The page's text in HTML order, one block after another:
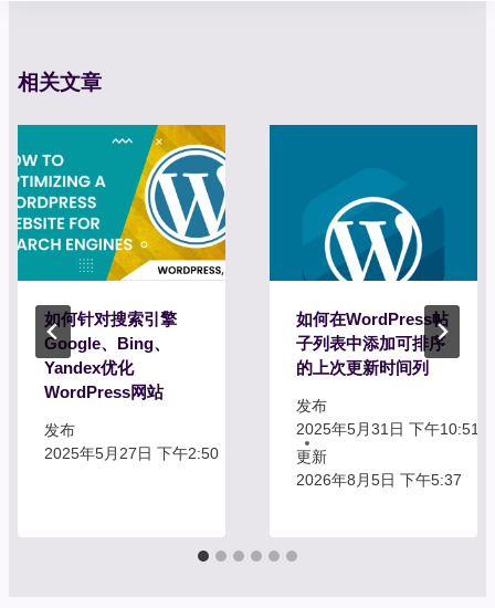
相关文章
如何针对搜索引擎
Google、Bing、
Yandex优化
WordPress网站
发布
2025年5月27日 下午2:50
如何在WordPress帖
子列表中添加可排序
的上次更新时间列
发布
2025年5月31日 下午10:51
更新
2026年8月5日 下午5:37